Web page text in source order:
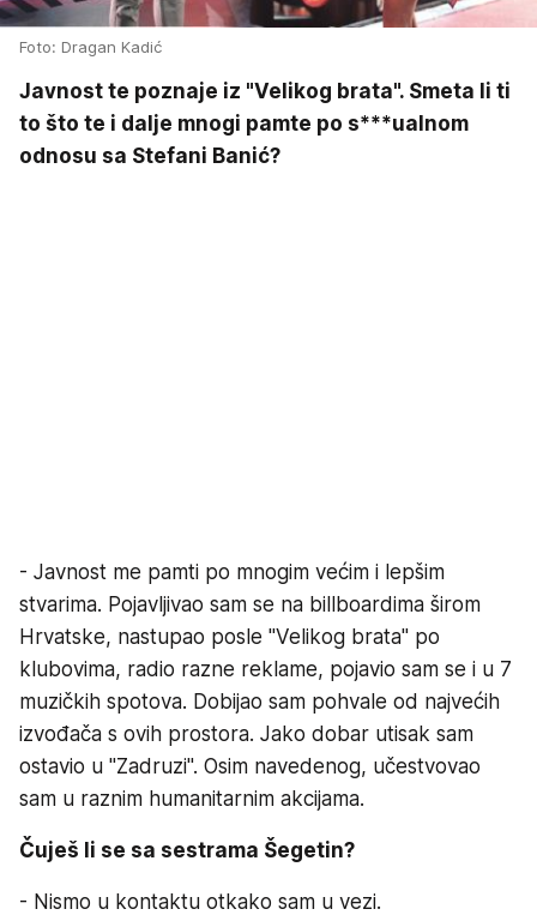
Foto: Dragan Kadić
Javnost te poznaje iz "Velikog brata". Smeta li ti
to što te i dalje mnogi pamte po s***ualnom
odnosu sa Stefani Banić?
- Javnost me pamti po mnogim većim i lepšim
stvarima. Pojavljivao sam se na billboardima širom
Hrvatske, nastupao posle "Velikog brata" po
klubovima, radio razne reklame, pojavio sam se i u 7
muzičkih spotova. Dobijao sam pohvale od najvećih
izvođača s ovih prostora. Jako dobar utisak sam
ostavio u "Zadruzi". Osim navedenog, učestvovao
sam u raznim humanitarnim akcijama.
Čuješ li se sa sestrama Šegetin?
- Nismo u kontaktu otkako sam u vezi.